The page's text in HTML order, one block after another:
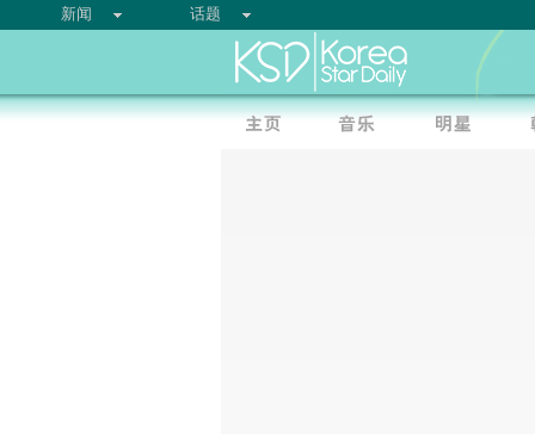
新闻 话题